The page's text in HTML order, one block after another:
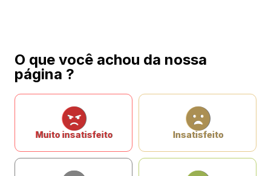
O que você achou da nossa
página ?
Muito insatisfeito Insatisfeito